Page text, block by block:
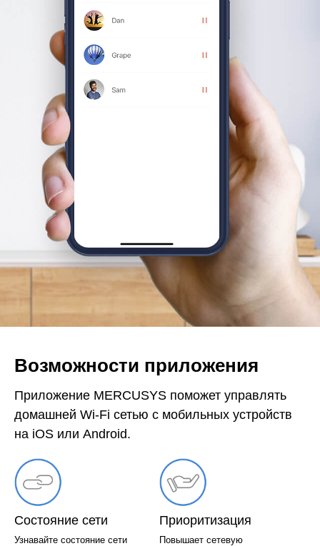
Возможности приложения
Приложение MERCUSYS поможет управлять
домашней Wi-Fi сетью с мобильных устройств
на iOS или Android.
Состояние сети
Узнавайте состояние сети
Приоритизация
Повышает сетевую